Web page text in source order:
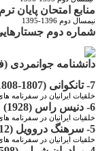
منابع امتحان پایان
نیمسال دوم 1396-1395
شماره دوم
دانشنامه جوانمردی
7- تانکوانی (1807-1808)، مترجم هیئت ژنرال گاردان فرانسوی
خلقیات ایرانیان در سفرنامه
6- دنیس راس (1928) مستشرق انلگلیسی
خلقیات ایرانیان در سفرنامه
5- سرهنگ دروویل (1812-1813)، نظامی فرانسوی
خلقیات ایرانیان در سفرنامه